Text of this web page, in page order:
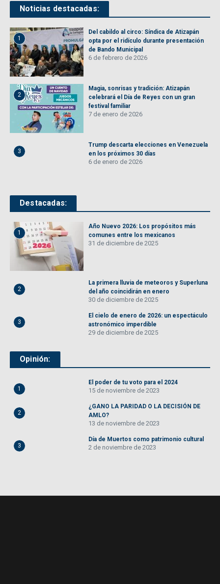
Noticias destacadas:
1
Del cabildo al circo: Síndica de Atizapán
opta por el ridículo durante presentación
de Bando Municipal
6 de febrero de 2026
2
Magia, sonrisas y tradición: Atizapán
celebrará el Día de Reyes con un gran
festival familiar
7 de enero de 2026
3
Trump descarta elecciones en Venezuela
en los próximos 30 días
6 de enero de 2026
Destacadas:
1
Año Nuevo 2026: Los propósitos más
comunes entre los mexicanos
31 de diciembre de 2025
2
La primera lluvia de meteoros y Superluna
del año coincidirán en enero
30 de diciembre de 2025
3
El cielo de enero de 2026: un espectáculo
astronómico imperdible
29 de diciembre de 2025
Opinión:
1
El poder de tu voto para el 2024
15 de noviembre de 2023
2
¿GANO LA PARIDAD O LA DECISIÓN DE
AMLO?
13 de noviembre de 2023
3
Día de Muertos como patrimonio cultural
2 de noviembre de 2023